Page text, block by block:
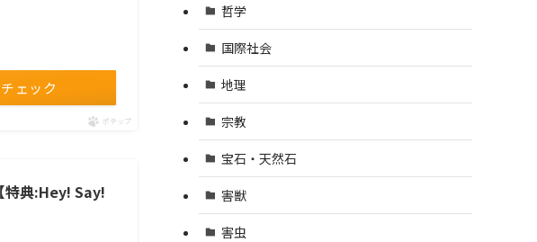
ェック
ポチップ
特典:Hey! Say!
哲学
国際社会
地理
宗教
宝石・天然石
害獣
害虫